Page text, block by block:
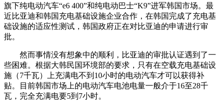
旗下纯电动汽车“e6 400”和纯电动巴士“K9”进军韩国市场。最
近比亚迪和韩国充电基础设施企业合作，在韩国完成了充电基
础设施的适应性测试，韩国政府正在对比亚迪的申请进行审
批。
然而事情没有想象中的顺利，比亚迪的审批认证遇到了一
些困难。根据大韩民国环境部的要求，只有在空载充电基础设
施（7千瓦）上充满电不到10小时的电动汽车才可以获得补
贴。目前韩国市场上的电动汽车电池电量一般介于16至28千
瓦，完全充满电要5到7小时。